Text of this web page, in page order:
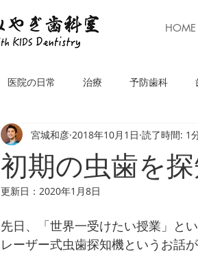
HOME
医院の日常 治療 予防歯科
初期の虫歯を
宮城和彦 2018年10月1日 読了時間: 1
更新日： 2020年1月8日
先日、「世界一受けたい授業」と
レーザー式虫歯探知機というお話が